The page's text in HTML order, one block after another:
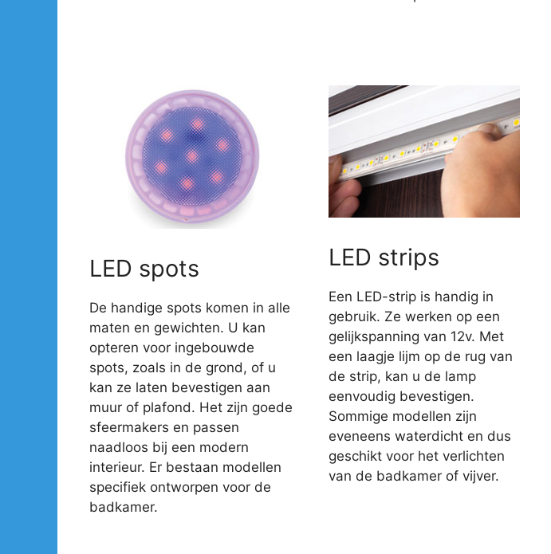
LED spots
De handige spots komen in alle
maten en gewichten. U kan
opteren voor ingebouwde
spots, zoals in de grond, of u
kan ze laten bevestigen aan
muur of plafond. Het zijn goede
sfeermakers en passen
naadloos bij een modern
interieur. Er bestaan modellen
specifiek ontworpen voor de
badkamer.
LED strips
Een LED-strip is handig in
gebruik. Ze werken op een
gelijkspanning van 12v. Met
een laagje lijm op de rug van
de strip, kan u de lamp
eenvoudig bevestigen.
Sommige modellen zijn
eveneens waterdicht en dus
geschikt voor het verlichten
van de badkamer of vijver.